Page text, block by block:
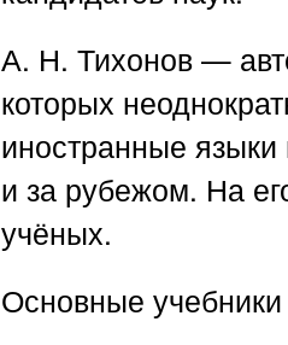
А. Н. Тихонов —
которых
иностранные языки
и за рубежом. На
учёных.
Основные